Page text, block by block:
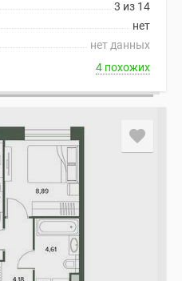
3 из 14
нет
нет данных
4 похожих